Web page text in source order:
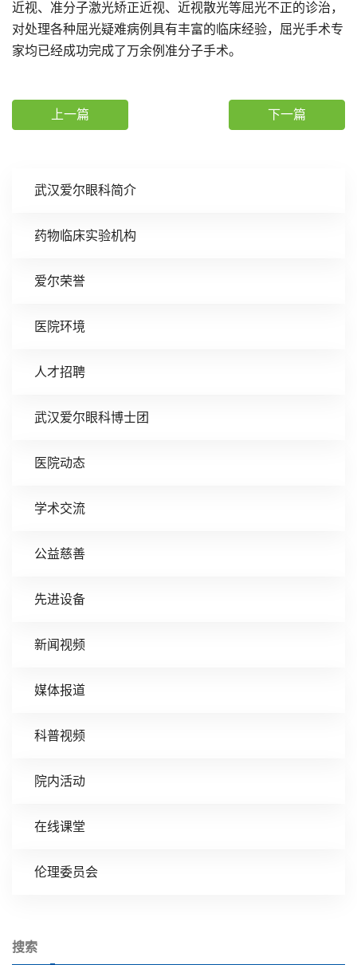
武汉爱尔眼科简介
药物临床实验机构
爱尔荣誉
医院环境
人才招聘
武汉爱尔眼科博士团
医院动态
学术交流
公益慈善
先进设备
新闻视频
媒体报道
科普视频
院内活动
在线课堂
伦理委员会
搜索
近视、准分子激光矫正近视、近视散光等屈光不正的诊治，
对处理各种屈光疑难病例具有丰富的临床经验，屈光手术专
家均已经成功完成了万余例准分子手术。
上一篇 下一篇